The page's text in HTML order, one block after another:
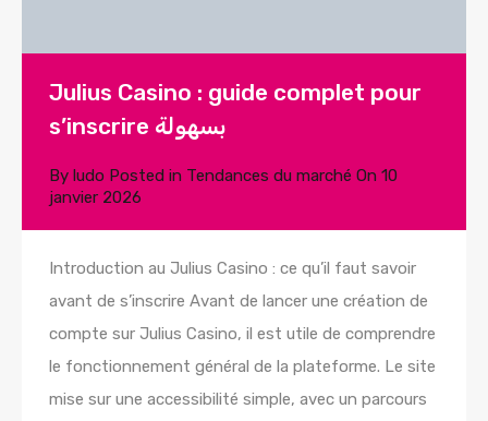
Julius Casino : guide complet pour
s’inscrire بسهولة
By ludo Posted in Tendances du marché On 10
janvier 2026
Introduction au Julius Casino : ce qu’il faut savoir
avant de s’inscrire Avant de lancer une création de
compte sur Julius Casino, il est utile de comprendre
le fonctionnement général de la plateforme. Le site
mise sur une accessibilité simple, avec un parcours